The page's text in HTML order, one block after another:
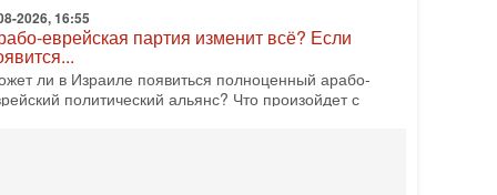
2026, 16:55
еврейская партия изменит всё? Если
ли в Израиле появиться полноценный арабо-
политический альянс? Что произойдет с